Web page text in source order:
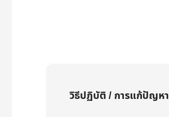
วิธีปฏิบัติ / การแก้ปัญหา